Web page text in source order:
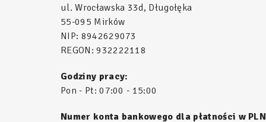
ul. Wrocławska 33d, Długołęka
55-095 Mirków
NIP: 8942629073
REGON: 932222118
Godziny pracy:
Pon - Pt: 07:00 - 15:00
Numer konta bankowego dla płatności w